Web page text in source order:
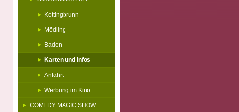
Kottingbrunn
Mödling
Baden
Karten und Infos
Anfahrt
Werbung im Kino
COMEDY MAGIC SHOW